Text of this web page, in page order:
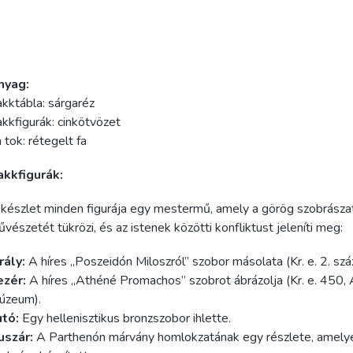
sárgaréz
cinkötvözet
tok: rétegelt fa
minden figurája egy mestermű, amely a görög
tükrözi, és az istenek közötti konfliktust jeleníti meg:
A híres „Poszeidón Miloszról” szobor másolata (Kr. e. 2.
A híres „Athéné Promachos” szobrot ábrázolja (Kr. e. 450,
Egy hellenisztikus bronzszobor ihlette.
A Parthenón márvány homlokzatának egy részlete,